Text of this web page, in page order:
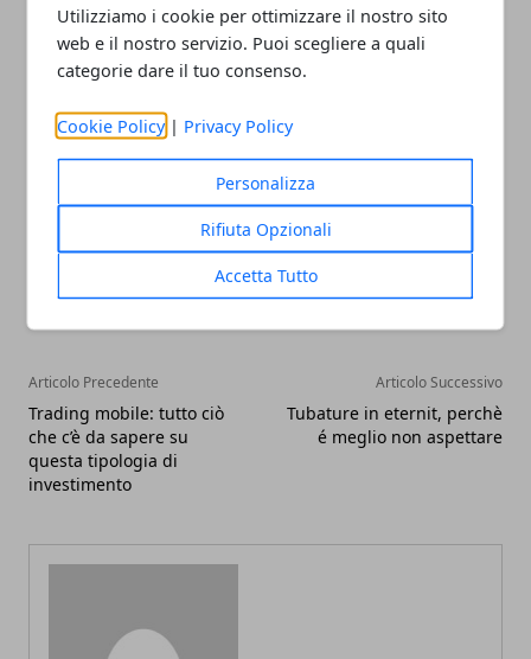
Utilizziamo i cookie per ottimizzare il nostro sito
web e il nostro servizio. Puoi scegliere a quali
categorie dare il tuo consenso.
Cookie Policy | Privacy Policy
Personalizza
Rifiuta Opzionali
Accetta Tutto
periodo. Per tutto il resto, valgono le solite
raccomandazioni, come esporsi il più possibile alla
Facebook
TwitterWhatsapp
Articolo Precedente
Trading mobile: tutto ciò
che c’è da sapere su
questa tipologia di
investimento
Articolo Successivo
Tubature in eternit, perchè
é meglio non aspettare